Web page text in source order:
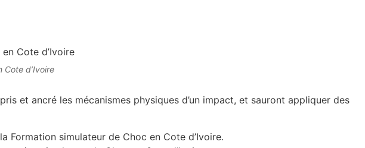
Cote d’Ivoire
et ancré les mécanismes physiques d’un impact, et sauront appliquer des
Formation simulateur de Choc en Cote d’Ivoire.